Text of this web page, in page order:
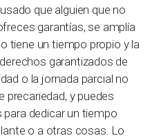
que alguien que no
garantías, se amplía
tiene un tiempo propio y la
garantizados de
o la jornada parcial no
precariedad, y puedes
dedicar un tiempo
o a otras cosas. Lo